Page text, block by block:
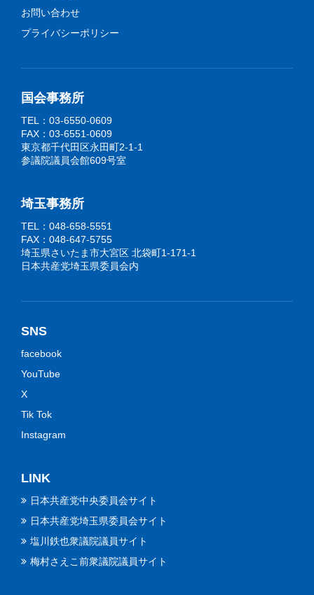
お問い合わせ
プライバシーポリシー
国会事務所
TEL：03-6550-0609
FAX：03-6551-0609
東京都千代田区永田町2-1-1
参議院議員会館609号室
埼玉事務所
TEL：048-658-5551
FAX：048-647-5755
埼玉県さいたま市大宮区 北袋町1-171-1
日本共産党埼玉県委員会内
SNS
facebook
YouTube
X
Tik Tok
Instagram
LINK
日本共産党中央委員会サイト
日本共産党埼玉県委員会サイト
塩川鉄也衆議院議員サイト
梅村さえこ前衆議院議員サイト